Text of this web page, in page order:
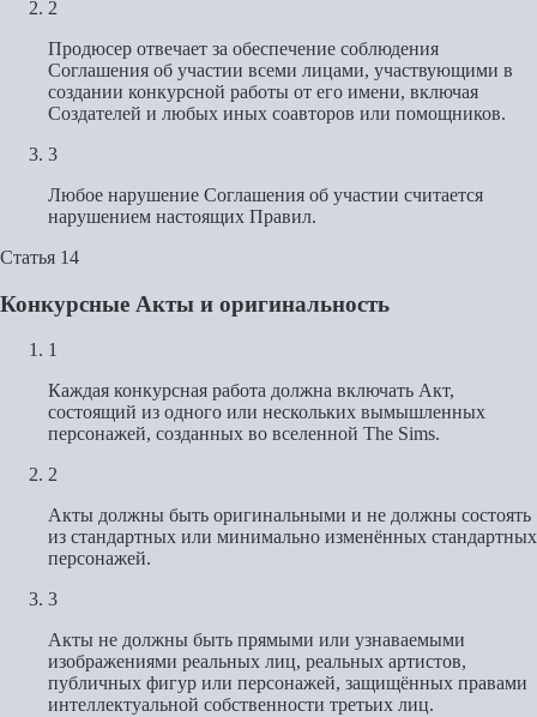
2
Продюсер отвечает за обеспечение соблюдения
Соглашения об участии всеми лицами, участвующими в
создании конкурсной работы от его имени, включая
Создателей и любых иных соавторов или помощников.
3
Любое нарушение Соглашения об участии считается
нарушением настоящих Правил.
Статья 14
Конкурсные Акты и оригинальность
1
Каждая конкурсная работа должна включать Акт,
состоящий из одного или нескольких вымышленных
персонажей, созданных во вселенной The Sims.
2
Акты должны быть оригинальными и не должны состоять
из стандартных или минимально изменённых стандартных
персонажей.
3
Акты не должны быть прямыми или узнаваемыми
изображениями реальных лиц, реальных артистов,
публичных фигур или персонажей, защищённых правами
интеллектуальной собственности третьих лиц.